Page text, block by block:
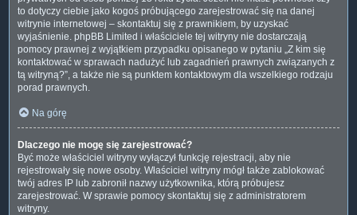
to dotyczy ciebie jako kogoś próbującego zarejestrować się na danej
witrynie internetowej – skontaktuj się z prawnikiem, by uzyskać
wyjaśnienie. phpBB Limited i właściciele tej witryny nie dostarczają
pomocy prawnej z wyjątkiem przypadku opisanego w pytaniu „Z kim się
kontaktować w sprawach nadużyć lub zagadnień prawnych związanych z
tą witryną?”, a także nie są punktem kontaktowym dla wszelkiego rodzaju
porad prawnych.
Na górę
Dlaczego nie mogę się zarejestrować?
Być może właściciel witryny wyłączył funkcję rejestracji, aby nie
rejestrowały się nowe osoby. Właściciel witryny mógł także zablokować
twój adres IP lub zabronił nazwy użytkownika, którą próbujesz
zarejestrować. W sprawie pomocy skontaktuj się z administratorem
witryny.